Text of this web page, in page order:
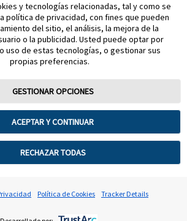
cookies
del sensor, FreeStyle, Libre, y las marcas
son marcas de Abbott. Consulta a tu
SSA. Lector FreeStyle Libre 2 Reg.
ADC‑CS‑04612 v2.0
y tecnologías relacionadas, tal y como se
política de privacidad, con fines que pueden
del sitio, el análisis, la mejora de la
o la publicidad. Usted puede optar por
uso de estas tecnologías, o gestionar sus
propias preferencias.
GESTIONAR OPCIONES
ACEPTAR Y CONTINUAR
RECHAZAR TODAS
Política de Cookies Tracker Details